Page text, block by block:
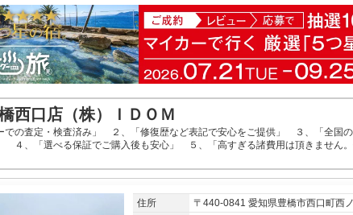
西口店（株）ＩＤＯＭ
での査定・検査済み」 ２、「修復歴など表記で安心をご提供」 ３、「全国
４、「選べる保証でご購入後も安心」 ５、「高すぎる諸費用は頂きません
住所
〒440-0841 愛知県豊橋市西口町西